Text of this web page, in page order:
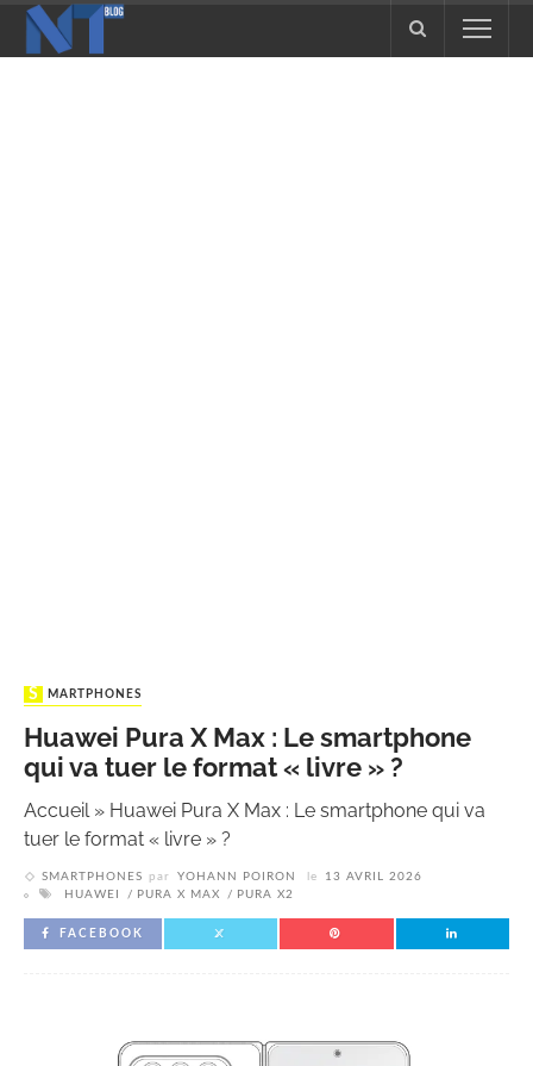
SMARTPHONES
Huawei Pura X Max : Le smartphone
qui va tuer le format « livre » ?
Accueil» Huawei Pura X Max : Le smartphone qui va
tuer le format « livre » ?
SMARTPHONES par YOHANN POIRON le
13 AVRIL 2026
HUAWEI
PURA X MAX PURA X2
FACEBOOK